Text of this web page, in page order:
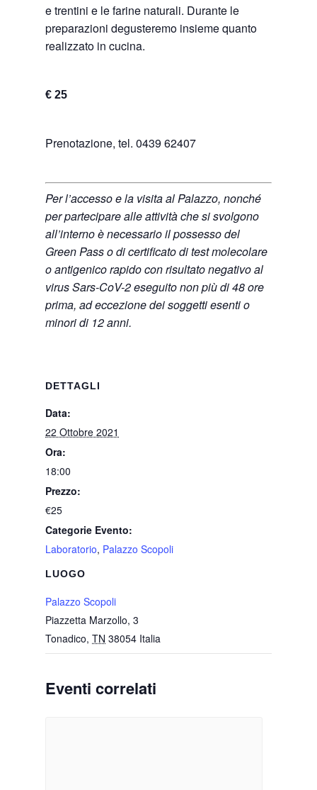
e trentini e le farine naturali. Durante le
preparazioni degusteremo insieme quanto
realizzato in cucina.
€ 25
Prenotazione, tel. 0439 62407
Per l’accesso e la visita al Palazzo, nonché
per partecipare alle attività che si svolgono
all’interno è necessario il possesso del
Green Pass o di certificato di test molecolare
o antigenico rapido con risultato negativo al
virus Sars-CoV-2 eseguito non più di 48 ore
prima, ad eccezione dei soggetti esenti o
minori di 12 anni.
DETTAGLI
Data:
22 Ottobre 2021
Ora:
18:00
Prezzo:
€25
Categorie Evento:
Laboratorio, Palazzo Scopoli
LUOGO
Palazzo Scopoli
Piazzetta Marzollo, 3
Tonadico, TN 38054 Italia
Eventi correlati